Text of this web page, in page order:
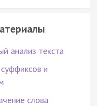
анализ текста
и
слова